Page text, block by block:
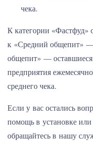
чека.
К категории «Фастфуд»
к «Средний общепит»
общепит» — оставшиеся
предприятия
среднего чека.
Если у вас остались
помощь в установке или
обращайтесь в нашу